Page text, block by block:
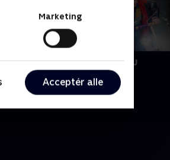
Marketing
Acceptér alle
Detektivbureau
• 1 sæsoner